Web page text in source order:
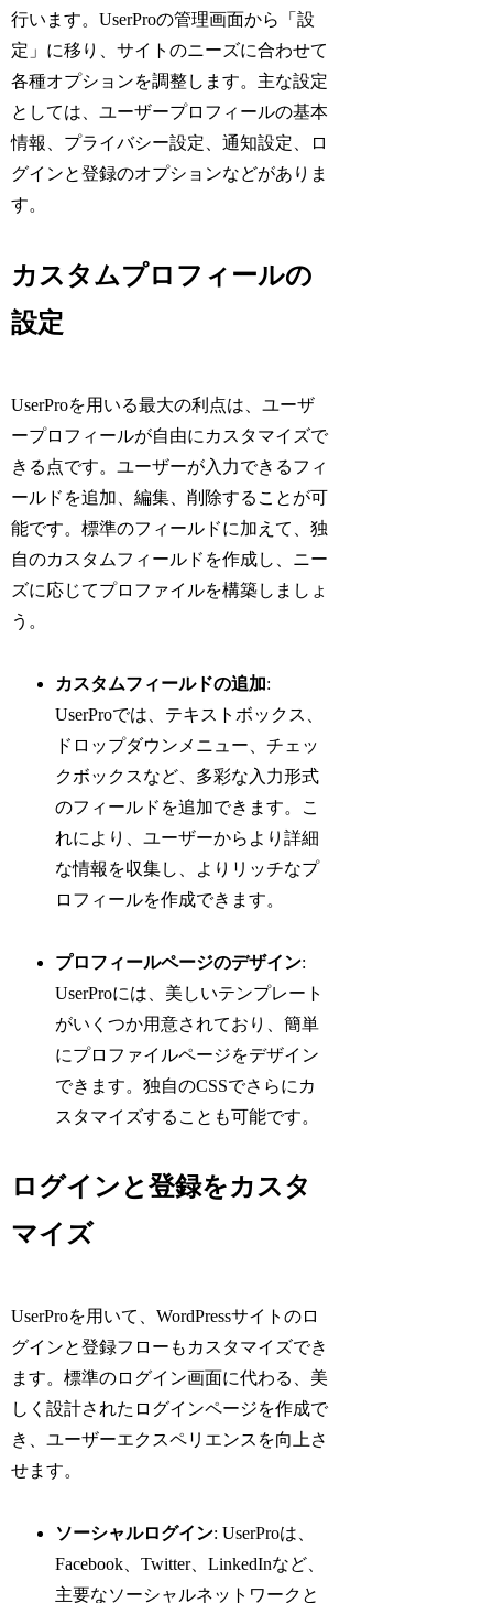
行います。UserProの管理画面から「設
定」に移り、サイトのニーズに合わせて
各種オプションを調整します。主な設定
としては、ユーザープロフィールの基本
情報、プライバシー設定、通知設定、ロ
グインと登録のオプションなどがありま
す。
カスタムプロフィールの
設定
UserProを用いる最大の利点は、ユーザ
ープロフィールが自由にカスタマイズで
きる点です。ユーザーが入力できるフィ
ールドを追加、編集、削除することが可
能です。標準のフィールドに加えて、独
自のカスタムフィールドを作成し、ニー
ズに応じてプロファイルを構築しましょ
う。
カスタムフィールドの追加:
UserProでは、テキストボックス、
ドロップダウンメニュー、チェッ
クボックスなど、多彩な入力形式
のフィールドを追加できます。こ
れにより、ユーザーからより詳細
な情報を収集し、よりリッチなプ
ロフィールを作成できます。
プロフィールページのデザイン:
UserProには、美しいテンプレート
がいくつか用意されており、簡単
にプロファイルページをデザイン
できます。独自のCSSでさらにカ
スタマイズすることも可能です。
ログインと登録をカスタ
マイズ
UserProを用いて、WordPressサイトのロ
グインと登録フローもカスタマイズでき
ます。標準のログイン画面に代わる、美
しく設計されたログインページを作成で
き、ユーザーエクスペリエンスを向上さ
せます。
ソーシャルログイン: UserProは、
Facebook、Twitter、LinkedInなど、
主要なソーシャルネットワークと